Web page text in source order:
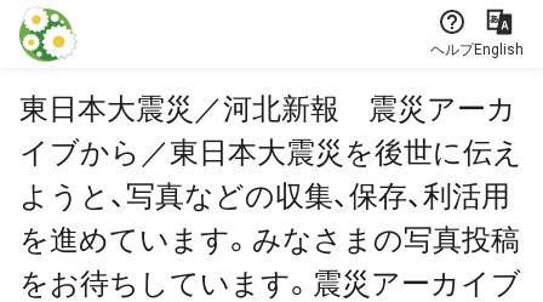
本文に飛ぶ
ヘルプEnglish
東日本大震災／河北新報 震災アーカ
イブから／東日本大震災を後世に伝え
ようと、写真などの収集、保存、利活用
を進めています。みなさまの写真投稿
をお待ちしています。震災アーカイブ